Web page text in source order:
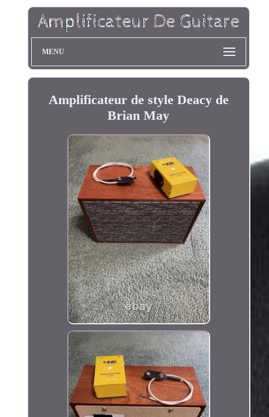
MENU
Amplificateur de style Deacy de
Brian May